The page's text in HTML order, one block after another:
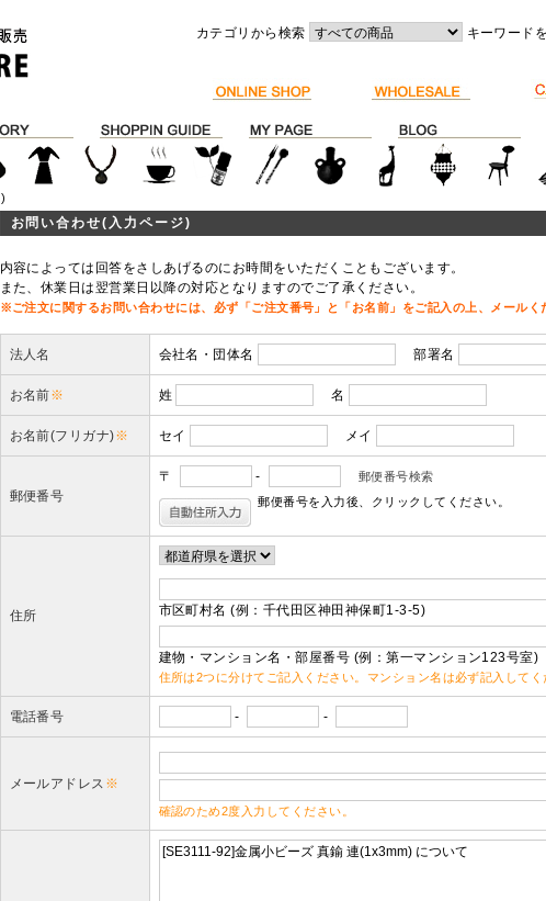
カテゴリから検索 キーワード
お問い合わせ(入力ページ)
内容によっては回答をさしあげるのにお時間をいただくこともございます。
また、休業日は翌営業日以降の対応となりますのでご了承ください。
※ご注文に関するお問い合わせには、必ず「ご注文番号」と「お名前」をご記入の上、メール
法人名 会社名・団体名 部署名
お名前※ 姓 名
お名前(フリガナ)※ セイ メイ
郵便番号
〒 -
郵便番号検索
郵便番号を入力後、クリックしてください。
住所 市区町村名 (例：千代田区神田神保町1-3-5)
建物・マンション名・部屋番号 (例：第一マンション123号室)
住所は2つに分けてご記入ください。マンション名は必ず記入してく
電話番号 - -
メールアドレス ※
確認のため2度入力してください。